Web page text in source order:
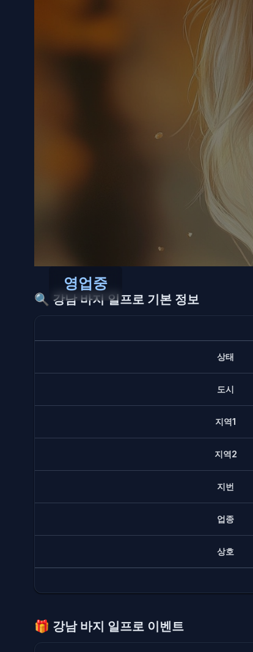
영업중
🔍 강남 바지 일프로 기본 정보
상태
도시
지역1
지역2
지번
업종
상호
🎁 강남 바지 일프로 이벤트